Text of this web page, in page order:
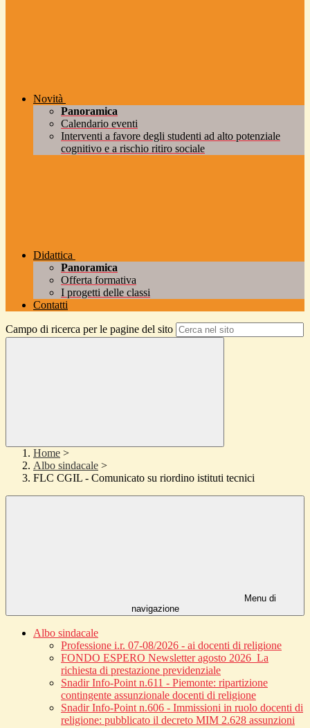
Novità
Panoramica
Calendario eventi
Interventi a favore degli studenti ad alto potenziale
cognitivo e a rischio ritiro sociale
Didattica
Panoramica
Offerta formativa
I progetti delle classi
Contatti
Campo di ricerca per le pagine del sito
Home >
Albo sindacale >
FLC CGIL - Comunicato su riordino istituti tecnici
Menu di
navigazione
Albo sindacale
Professione i.r. 07-08/2026 - ai docenti di religione
FONDO ESPERO Newsletter agosto 2026_La
richiesta di prestazione previdenziale
Snadir Info-Point n.611 - Piemonte: ripartizione
contingente assunzionale docenti di religione
Snadir Info-Point n.606 - Immissioni in ruolo docenti di
religione: pubblicato il decreto MIM 2.628 assunzioni